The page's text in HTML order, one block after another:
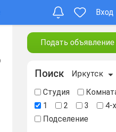
Вход
Подать объявление
Поиск
Иркутск
Студия
1
2 3
4-
Подселение